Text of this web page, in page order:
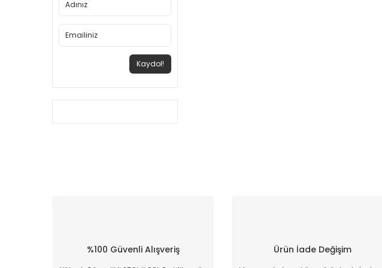
Kaydol!
%100 Güvenli Alışveriş Ürün İade Değişim